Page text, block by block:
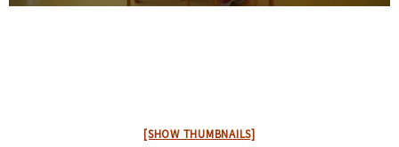
[SHOW THUMBNAILS]